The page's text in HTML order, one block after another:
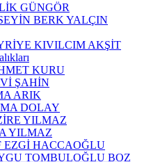
GÜNGÖR
BERK YALÇIN
KIVILCIM AKŞİT
KURU
ŞAHİN
ARIK
DOLAY
YILMAZ
YILMAZ
EZGİ HACCAOĞLU
TOMBULOĞLU BOZ